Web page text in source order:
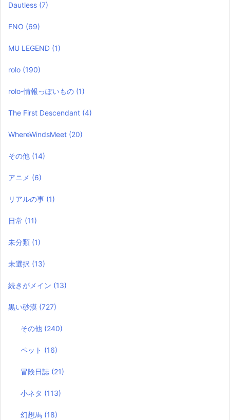
Dautless (7)
FNO (69)
MU LEGEND (1)
rolo (190)
rolo-情報っぽいもの (1)
The First Descendant (4)
WhereWindsMeet (20)
その他 (14)
アニメ (6)
リアルの事 (1)
日常 (11)
未分類 (1)
未選択 (13)
続きがメイン (13)
黒い砂漠 (727)
その他 (240)
ペット (16)
冒険日誌 (21)
小ネタ (113)
幻想馬 (18)